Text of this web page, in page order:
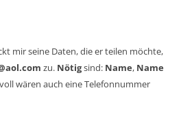
mir seine Daten, die er teilen möchte,
zu. Nötigsind: Name, Name
wären auch eine Telefonnummer